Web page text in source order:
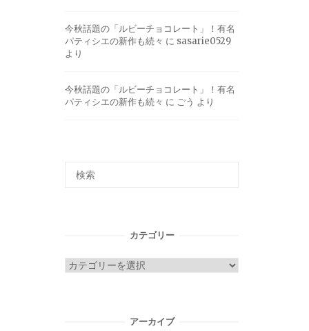
今秋話題の「ルビーチョコレート」！有名
パティシエの新作も続々 に sasarie0529
より
今秋話題の「ルビーチョコレート」！有名
パティシエの新作も続々 に ごう より
カテゴリー
カ
アーカイブ